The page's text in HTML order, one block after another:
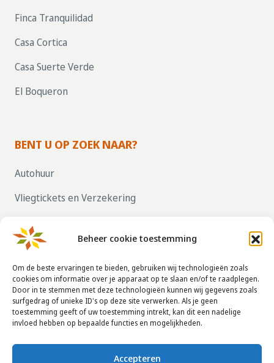
Beheer cookie toestemming
Om de beste ervaringen te bieden, gebruiken wij technologieën zoals
cookies om informatie over je apparaat op te slaan en/of te raadplegen.
Door in te stemmen met deze technologieën kunnen wij gegevens zoals
surfgedrag of unieke ID's op deze site verwerken. Als je geen
toestemming geeft of uw toestemming intrekt, kan dit een nadelige
invloed hebben op bepaalde functies en mogelijkheden.
Accepteren
Finca Tranquilidad
Casa Cortica
Casa Suerte Verde
El Boqueron
BENT U OP ZOEK NAAR?
Autohuur
Vliegtickets en Verzekering
ZELF UW HUIS VERHUREN, KLIK HIER!
CONTACTGEGEVENS
info@taha.nl
+31-(0)85-043 88 50